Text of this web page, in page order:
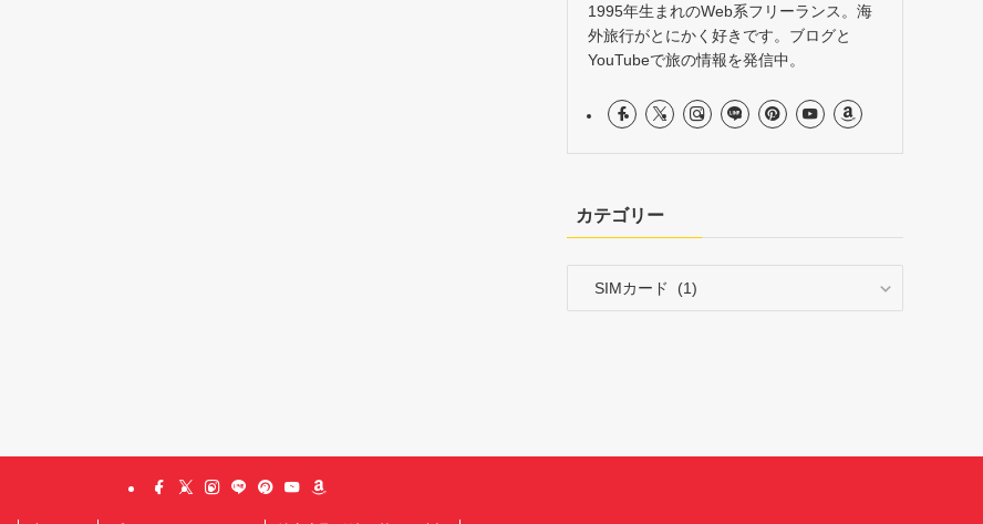
1995年生まれのWeb系フリーランス。海
外旅行がとにかく好きです。ブログと
YouTubeで旅の情報を発信中。
カテゴリー